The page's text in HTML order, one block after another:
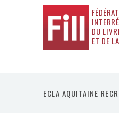
DU
ET DE
ECLA AQUITAINE